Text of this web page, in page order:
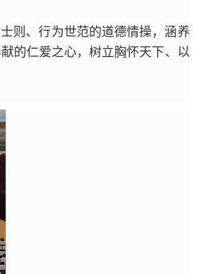
则、行为世范的道德情操，涵养
的仁爱之心，树立胸怀天下、以